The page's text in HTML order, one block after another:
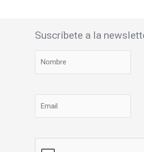
Suscríbete a la